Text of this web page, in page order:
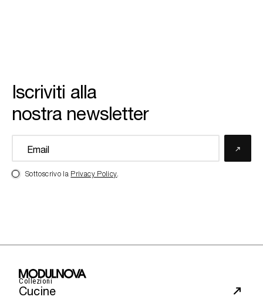
Iscriviti alla
nostra newsletter
Sottoscrivo la Privacy Policy.
Collezioni
Cucine